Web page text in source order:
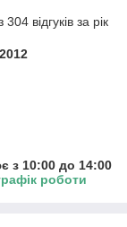
відгуків за рік
з 10:00 до 14:00
роботи